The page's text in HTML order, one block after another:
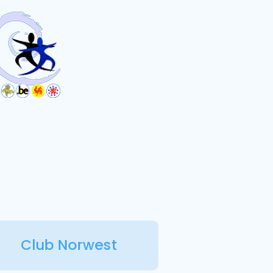
Club Norwest